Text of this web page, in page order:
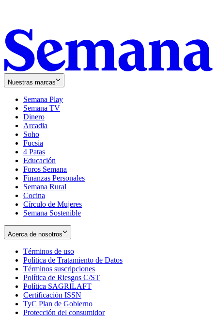
Nuestras marcas
Semana Play
Semana TV
Dinero
Arcadia
Soho
in
new
window
Fucsia
in
new
window
4 Patas
Educación
Foros Semana
Finanzas Personales
Semana Rural
Cocina
Círculo de Mujeres
Semana Sostenible
Acerca de nosotros
Términos de uso
in
new
window
Política de Tratamiento de Datos
Términos suscripciones
in
Política de Riesgos C/ST
Política SAGRILAFT
new
window
Certificación ISSN
in
new
TyC Plan de Gobierno
in
Protección del consumidorOpens